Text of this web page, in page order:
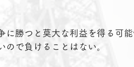
に勝つと莫大な利益を得る可
で負けることはない。